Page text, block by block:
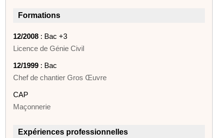
Formations
12/2008 : Bac +3
Licence de Génie Civil
12/1999 : Bac
Chef de chantier Gros Œuvre
CAP
Maçonnerie
Expériences professionnelles